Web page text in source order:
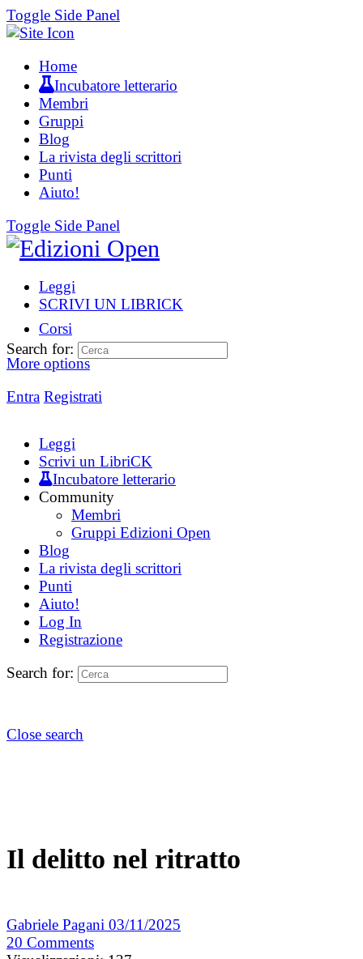
Toggle Side Panel
Home
Incubatore letterario
Membri
Gruppi
Blog
La rivista degli scrittori
Punti
Aiuto!
Toggle Side Panel
Leggi
SCRIVI UN LIBRICK
Corsi
More options
Entra Registrati
Search for:
Leggi
Scrivi un LibriCK
Incubatore letterario
Community
Membri
Gruppi Edizioni Open
Blog
La rivista degli scrittori
Punti
Aiuto!
Log In
Registrazione
Search for:
Close search
Il delitto nel ritratto
Gabriele Pagani 03/11/2025
20 Comments